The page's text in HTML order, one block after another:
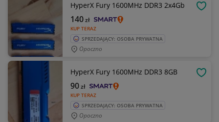
HyperX Fury 1600MHz DDR3 2x4Gb
KUP TERAZ
140zł
SPRZEDAJĄCY: OSOBA PRYWATNA
Opoczno
HyperX Fury 1600MHz DDR3 8GB
KUP TERAZ
90zł
SPRZEDAJĄCY: OSOBA PRYWATNA
Opoczno